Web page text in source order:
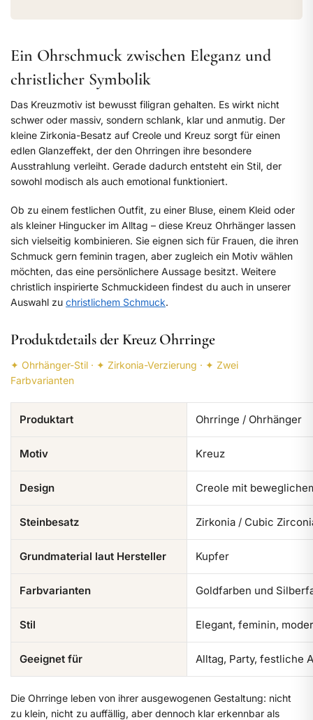
Ein Ohrschmuck zwischen Eleganz und
christlicher Symbolik
Das Kreuzmotiv ist bewusst filigran gehalten. Es wirkt nicht
schwer oder massiv, sondern schlank, klar und anmutig. Der
kleine Zirkonia-Besatz auf Creole und Kreuz sorgt für einen
edlen Glanzeffekt, der den Ohrringen ihre besondere
Ausstrahlung verleiht. Gerade dadurch entsteht ein Stil, der
sowohl modisch als auch emotional funktioniert.
Ob zu einem festlichen Outfit, zu einer Bluse, einem Kleid oder
als kleiner Hingucker im Alltag – diese Kreuz Ohrhänger lassen
sich vielseitig kombinieren. Sie eignen sich für Frauen, die ihren
Schmuck gern feminin tragen, aber zugleich ein Motiv wählen
möchten, das eine persönlichere Aussage besitzt. Weitere
christlich inspirierte Schmuckideen findest du auch in unserer
Auswahl zu christlichem Schmuck.
Produktdetails der Kreuz Ohrringe
✦ Ohrhänger-Stil · ✦ Zirkonia-Verzierung · ✦ Zwei
Farbvarianten
Produktart Ohrringe / Ohrhänger
Motiv Kreuz
Design Creole mit
Steinbesatz Zirkonia / Cubic
Grundmaterial laut Hersteller Kupfer
Farbvarianten Goldfarben und
Stil Elegant, feminin,
Geeignet für Alltag, Party, festliche
Die Ohrringe leben von ihrer ausgewogenen Gestaltung: nicht
zu klein, nicht zu auffällig, aber dennoch klar erkennbar als